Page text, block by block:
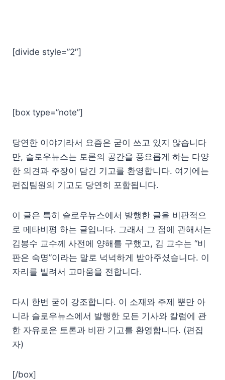
[divide style=”2″]
[box type=”note”]
당연한 이야기라서 요즘은 굳이 쓰고 있지 않습니다
만, 슬로우뉴스는 토론의 공간을 풍요롭게 하는 다양
한 의견과 주장이 담긴 기고를 환영합니다. 여기에는
편집팀원의 기고도 당연히 포함됩니다.
이 글은 특히 슬로우뉴스에서 발행한 글을 비판적으
로 메타비평 하는 글입니다. 그래서 그 점에 관해서는
김봉수 교수께 사전에 양해를 구했고, 김 교수는 “비
판은 숙명”이라는 말로 넉넉하게 받아주셨습니다. 이
자리를 빌려서 고마움을 전합니다.
다시 한번 굳이 강조합니다. 이 소재와 주제 뿐만 아
니라 슬로우뉴스에서 발행한 모든 기사와 칼럼에 관
한 자유로운 토론과 비판 기고를 환영합니다. (편집
자)
[/box]